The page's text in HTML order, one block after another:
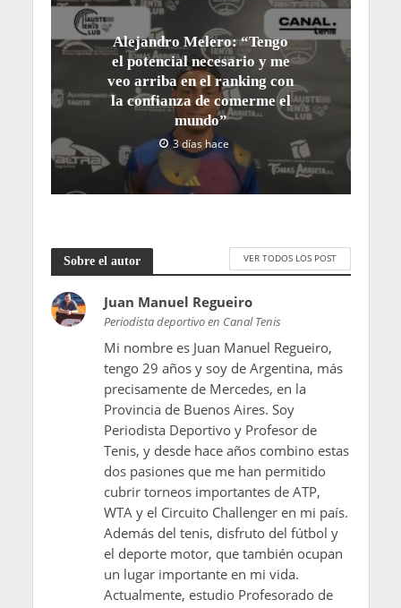
Alejandro Melero: “Tengo
el potencial necesario y me
veo arriba en el ranking con
la confianza de comerme el
mundo”
3 días hace
Sobre el autor VER TODOS LOS POST
Juan Manuel Regueiro
Periodista deportivo en Canal Tenis
Mi nombre es Juan Manuel Regueiro,
tengo 29 años y soy de Argentina, más
precisamente de Mercedes, en la
Provincia de Buenos Aires. Soy
Periodista Deportivo y Profesor de
Tenis, y desde hace años combino estas
dos pasiones que me han permitido
cubrir torneos importantes de ATP,
WTA y el Circuito Challenger en mi país.
Además del tenis, disfruto del fútbol y
el deporte motor, que también ocupan
un lugar importante en mi vida.
Actualmente, estudio Profesorado de